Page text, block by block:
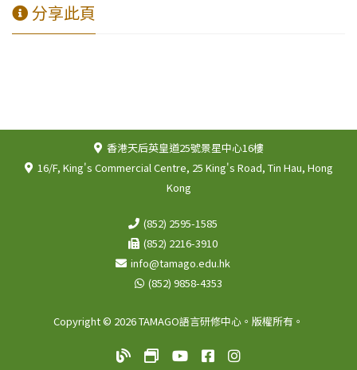
分享此頁
香港天后英皇道25號景星中心16樓
16/F, King's Commercial Centre, 25 King's Road, Tin Hau, Hong
Kong
(852) 2595-1585
(852) 2216-3910
info@tamago.edu.hk
(852) 9858-4353
Copyright © 2026 TAMAGO語言研修中心。版權所有。